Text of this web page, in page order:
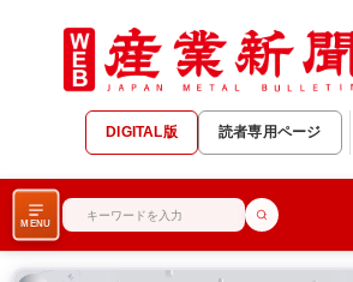
DIGITAL版 読者専用ページ
MENU